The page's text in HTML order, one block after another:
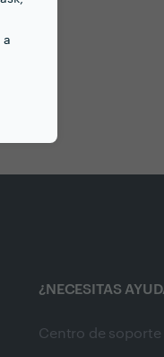
a
¿NECESITAS
Centro de soporte